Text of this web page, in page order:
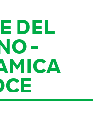
DEL
-